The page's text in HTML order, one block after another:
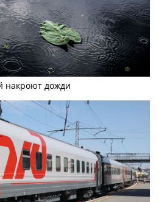
накроют дожди